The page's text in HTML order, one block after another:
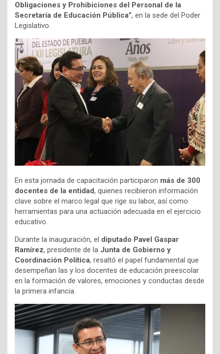
Obligaciones y Prohibiciones del Personal de la
Secretaría de Educación Pública”, en la sede del Poder
Legislativo.
En esta jornada de capacitación participaron más de 300
docentes de la entidad, quienes recibieron información
clave sobre el marco legal que rige su labor, así como
herramientas para una actuación adecuada en el ejercicio
educativo.
Durante la inauguración, el diputado Pavel Gaspar
Ramírez, presidente de la Junta de Gobierno y
Coordinación Política, resaltó el papel fundamental que
desempeñan las y los docentes de educación preescolar
en la formación de valores, emociones y conductas desde
la primera infancia.